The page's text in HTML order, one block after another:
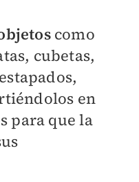
como
cubetas,
en
para que la